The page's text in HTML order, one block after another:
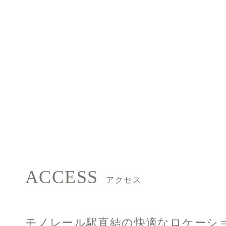
ACCESS アクセス
モノレール駅直結の快適なロケーシ